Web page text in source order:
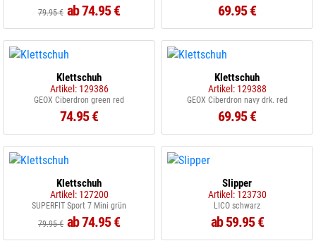
79.95 € ab 74.95 € 69.95 €
Klettschuh
Artikel: 129386
GEOX Ciberdron green red
74.95 €
Klettschuh
Artikel: 129388
GEOX Ciberdron navy drk. red
69.95 €
Klettschuh
Artikel: 127200
SUPERFIT Sport 7 Mini grün
79.95 € ab 74.95 €
Slipper
Artikel: 123730
LICO schwarz
ab 59.95 €